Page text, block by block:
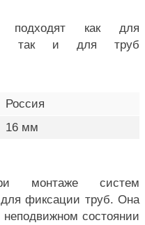
Россия
16 мм
подходят как для
так и для труб
монтаже систем
фиксации труб. Она
состоянии